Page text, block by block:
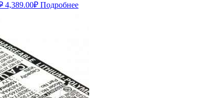
Первоначальная
4,389.00₽Текущая
цена:
Подробнее